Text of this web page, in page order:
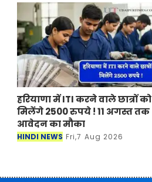
हरियाणा में ITI करने वाले छात्रों को
मिलेंगे 2500 रुपये ! 11 अगस्त तक
आवेदन का मौका
HINDI NEWS Fri,7 Aug 2026